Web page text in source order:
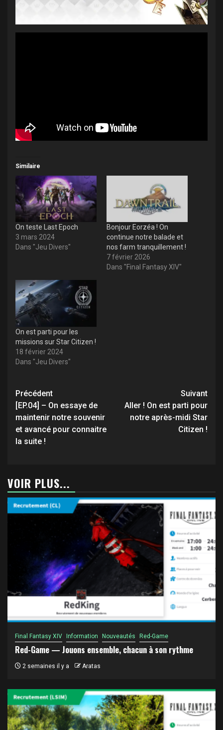
Similaire
On teste Last Epoch
3 mars 2024
Dans "Jeu Divers"
Bonjour Eorzéa ! On
continue notre balade et
nos farm tranquillement !
7 février 2026
Dans "Final Fantasy XIV"
On est parti pour les
missions sur Star Citizen !
18 février 2024
Dans "Jeu Divers"
Navigation
d’article
Précédent
[EP.04] – On essaye de
maintenir notre souvenir
et avancé pour connaitre
la suite !
Suivant
Aller ! On est parti pour
notre après-midi Star
Citizen !
VOIR PLUS...
Final Fantasy XIV Information Nouveautés Red-Game
Red-Game — Jouons ensemble, chacun à son rythme
2 semaines il y a Aratas